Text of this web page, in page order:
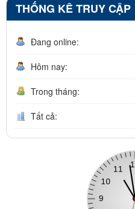
THỐNG KÊ TRUY CẬP
Đang online:
Hôm nay:
Trong tháng:
Tất cả: